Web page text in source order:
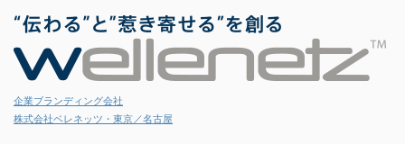
企業ブランディング会社
株式会社ベレネッツ・東京／名古屋